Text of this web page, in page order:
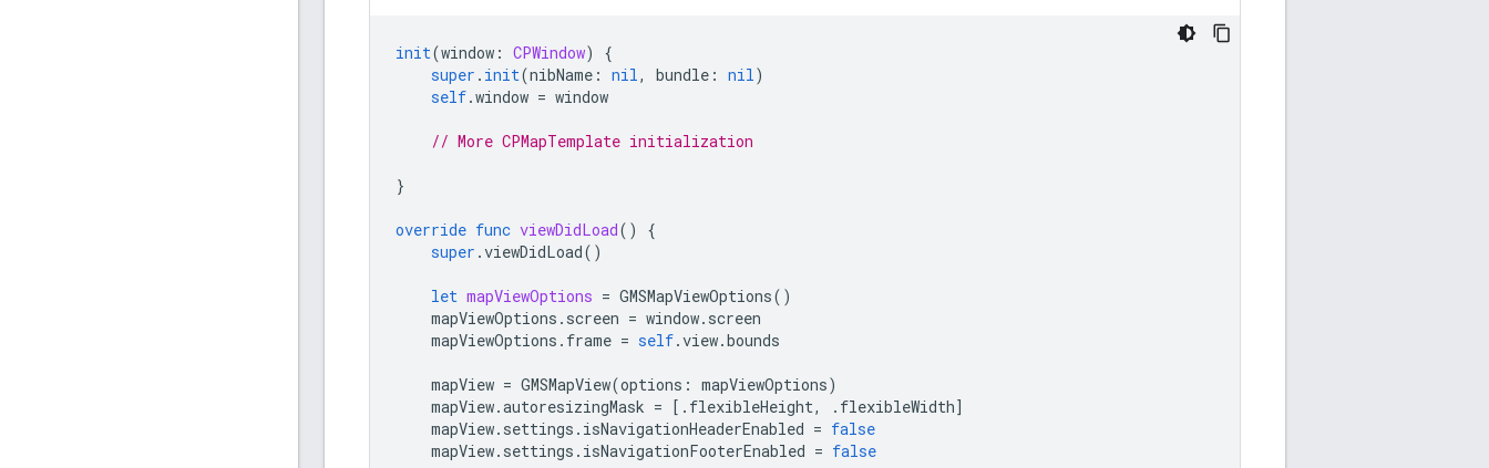
init(window : CPWindow)
{
super . init(nibName : nil, bundle : nil)
self.window = window
// More CPMapTemplate initialization
}
override func viewDidLoad()
{
super .viewDidLoad()
let mapViewOptions = GMSMapViewOptions()
mapViewOptions . screen = window. screen
mapViewOptions . frame = self.view.bounds
mapView = GMSMapView(options : mapViewOptions)
mapView.autoresizingMask = [. flexibleHeight, . flexibleWidth]
mapView. settings . isNavigationHeaderEnabled = false
mapView. settings . isNavigationFooterEnabled = false